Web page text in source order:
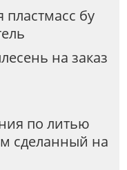
пластмасс бу
на заказ
по литью
сделанный на